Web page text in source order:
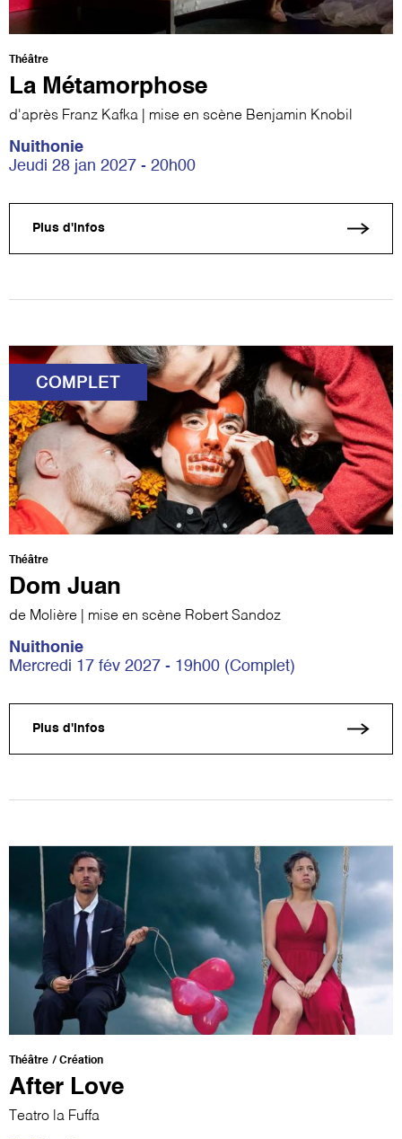
Théâtre
La Métamorphose
d'après Franz Kafka | mise en scène Benjamin Knobil
Nuithonie
Jeudi 28 jan 2027 - 20h00
Plus d'infos
COMPLET
Théâtre
Dom Juan
de Molière | mise en scène Robert Sandoz
Nuithonie
Mercredi 17 fév 2027 - 19h00 (Complet)
Plus d'infos
Théâtre Création
After Love
Teatro la Fuffa